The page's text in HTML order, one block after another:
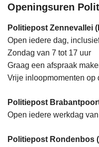
Openingsuren
Politiepost Zennevallei
Open iedere dag,
Zondag van 7 tot 17 uur
Graag een afspraak
Vrije inloopmomenten op
Politiepost
Open iedere werkdag
Politiepost Rondenbos